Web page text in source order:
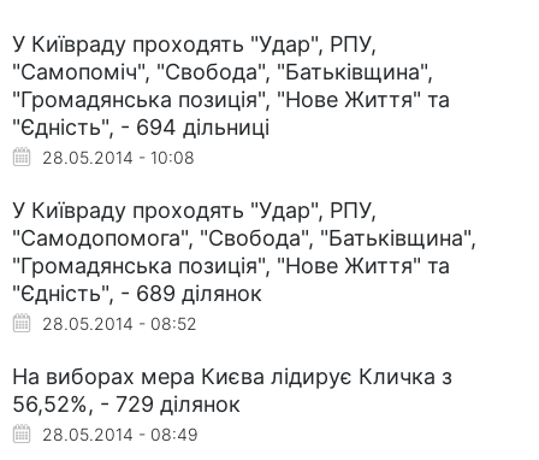
У Київраду проходять "Удар", РПУ,
"Самопоміч", "Свобода", "Батьківщина",
"Громадянська позиція", "Нове Життя" та
"Єдність", - 694 дільниці
28.05.2014 - 10:08
У Київраду проходять "Удар", РПУ,
"Самодопомога", "Свобода", "Батьківщина",
"Громадянська позиція", "Нове Життя" та
"Єдність", - 689 ділянок
28.05.2014 - 08:52
На виборах мера Києва лідирує Кличка з
56,52%, - 729 ділянок
28.05.2014 - 08:49